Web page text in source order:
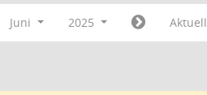
Juni 2025 Aktuell